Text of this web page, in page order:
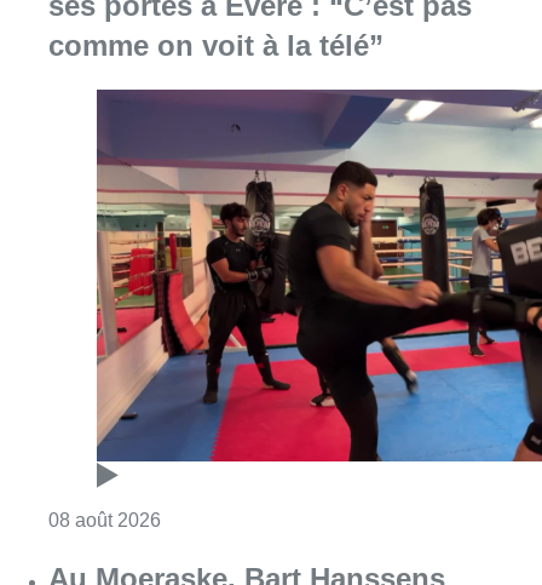
08 août 2026Consulter l'article "Un nouveau club de
Au Moeraske, Bart Hanssens
recense des insectes de plus en
plus rares